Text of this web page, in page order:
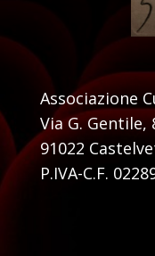
Associazione
Via G. Gentile,
91022
P.IVA-C.F.